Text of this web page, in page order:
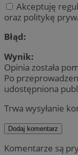
Akceptuję
oraz politykę
Błąd:
Wynik:
Opinia została
Po
udostępniona
Trwa wysyłanie
Dodaj komentarz
Komentarze są